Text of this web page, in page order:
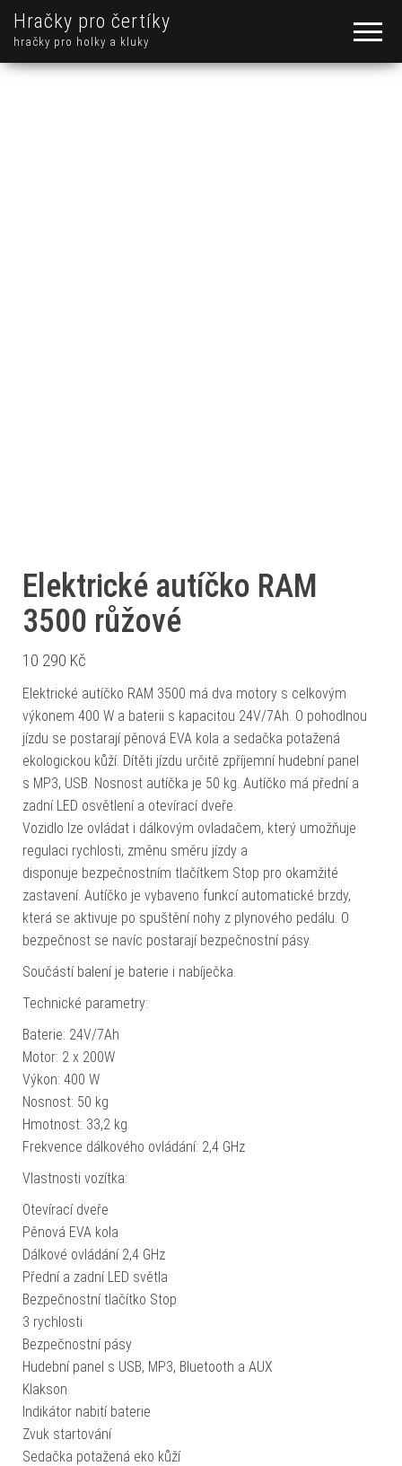
Hračky pro čertíky
hračky pro holky a kluky
Elektrické autíčko RAM
3500 růžové
10 290 Kč
Elektrické autíčko RAM 3500 má dva motory s celkovým
výkonem 400 W a baterii s kapacitou 24V/7Ah. O pohodlnou
jízdu se postarají pěnová EVA kola a sedačka potažená
ekologickou kůží. Dítěti jízdu určitě zpříjemní hudební panel
s MP3, USB. Nosnost autíčka je 50 kg. Autíčko má přední a
zadní LED osvětlení a otevírací dveře.
Vozidlo lze ovládat i dálkovým ovladačem, který umožňuje
regulaci rychlosti, změnu směru jízdy a
disponuje bezpečnostním tlačítkem Stop pro okamžité
zastavení. Autíčko je vybaveno funkcí automatické brzdy,
která se aktivuje po spuštění nohy z plynového pedálu. O
bezpečnost se navíc postarají bezpečnostní pásy.
Součástí balení je baterie i nabíječka.
Technické parametry:
Baterie: 24V/7Ah
Motor: 2 x 200W
Výkon: 400 W
Nosnost: 50 kg
Hmotnost: 33,2 kg
Frekvence dálkového ovládání: 2,4 GHz
Vlastnosti vozítka:
Otevírací dveře
Pěnová EVA kola
Dálkové ovládání 2,4 GHz
Přední a zadní LED světla
Bezpečnostní tlačítko Stop
3 rychlosti
Bezpečnostní pásy
Hudební panel s USB, MP3, Bluetooth a AUX
Klakson
Indikátor nabití baterie
Zvuk startování
Sedačka potažená eko kůží